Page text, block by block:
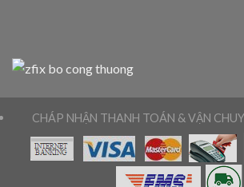
CHÁP NHẬN THANH TOÁN & VẬN